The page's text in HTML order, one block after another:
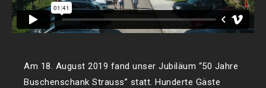
Am 18. August 2019 fand unser Jubiläum “50 Jahre
Buschenschank Strauss” statt. Hunderte Gäste